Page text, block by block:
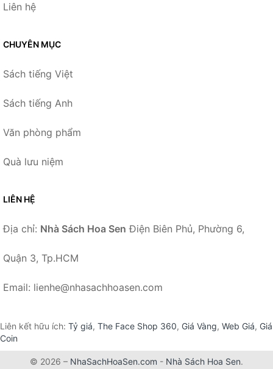
Liên hệ
CHUYÊN MỤC
Sách tiếng Việt
Sách tiếng Anh
Văn phòng phẩm
Quà lưu niệm
LIÊN HỆ
Địa chỉ: Nhà Sách Hoa Sen Điện Biên Phủ, Phường 6,
Quận 3, Tp.HCM
Email: lienhe@nhasachhoasen.com
Liên kết hữu ích: Tỷ giá, The Face Shop 360, Giá Vàng, Web Giá, Giá
Coin
© 2026 – NhaSachHoaSen.com - Nhà Sách Hoa Sen.